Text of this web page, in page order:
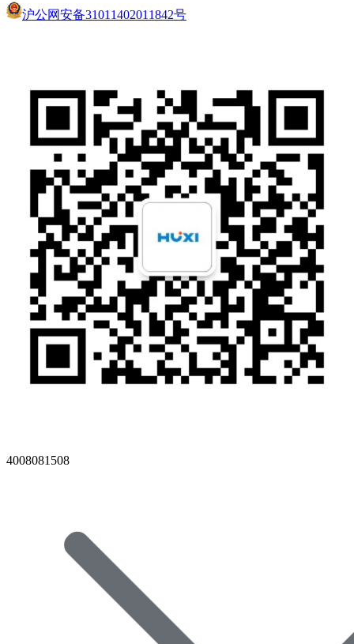
沪公网安备31011402011842号
4008081508